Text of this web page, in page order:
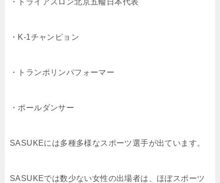
・トライアスロン北京五輪日本代表
・K-1チャンピョン
・トランポリンパフォーマー
・ポールダンサー
SASUKEには多種多様なスポーツ選手が出ています。
SASUKEでは数少ない女性の出場者は、ほぼスポーツ